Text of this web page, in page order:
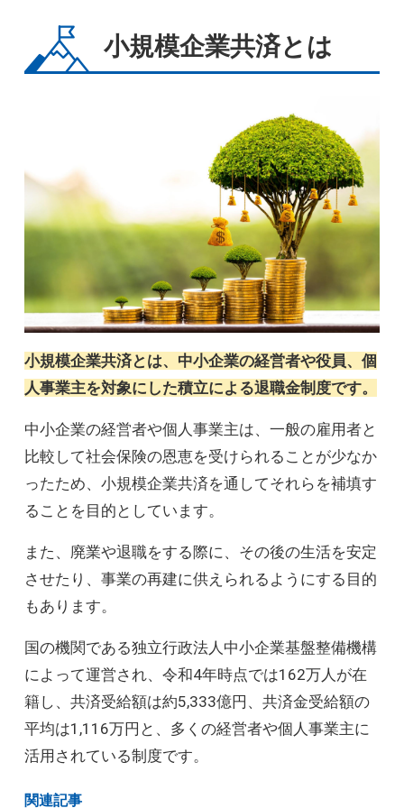
小規模企業共済とは
小規模企業共済とは、中小企業の経営者や役員、個
人事業主を対象にした積立による退職金制度です。
中小企業の経営者や個人事業主は、一般の雇用者と
比較して社会保険の恩恵を受けられることが少なか
ったため、小規模企業共済を通してそれらを補填す
ることを目的としています。
また、廃業や退職をする際に、その後の生活を安定
させたり、事業の再建に供えられるようにする目的
もあります。
国の機関である独立行政法人中小企業基盤整備機構
によって運営され、令和4年時点では162万人が在
籍し、共済受給額は約5,333億円、共済金受給額の
平均は1,116万円と、多くの経営者や個人事業主に
活用されている制度です。
関連記事